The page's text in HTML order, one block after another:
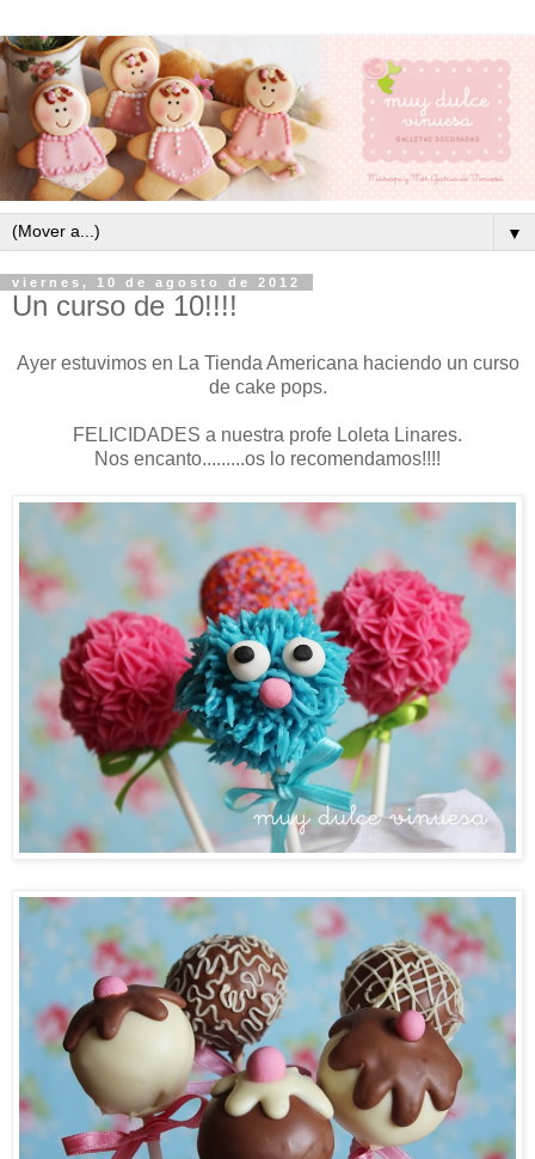
▼
viernes, 10 de agosto de 2012
Un curso de 10!!!!
Ayer estuvimos en La Tienda Americana haciendo un curso
de cake pops.
FELICIDADES a nuestra profe Loleta Linares.
Nos encanto.........os lo recomendamos!!!!